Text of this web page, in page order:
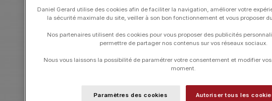
empreintes d’élégance et de
CARATS) ET OR JAUNE 18
Les bracelets ont une longueur
Catégories :
Bracelets Bracelets
Daniel Gerard utilise des cookies afin de faciliter la navigation, améliorer votre
la sécurité maximale du site, veiller à son bon fonctionnement et vous proposer
Nos partenaires utilisent des cookies pour vous proposer des publicités
permettre de partager nos contenus sur vos réseaux sociaux.
Nous vous laissons la possibilité de paramétrer votre consentement et modifier
moment.
Paramètres des cookies Autoriser tous les